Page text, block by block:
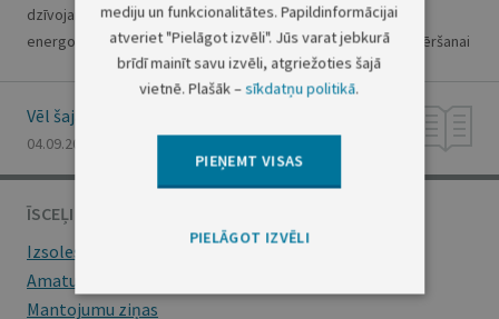
dzīvojamās mājas tehniskās dokumentācijas izstrādei
energoefektivitātes pasākumu veikšanai un bīstamības novēršanai
Vēl šajā numurā
04.09.2024., Nr. 172
ĪSCEĻI
Izsoles
Amatu konkursi
Mantojumu ziņas
mediju un funkcionalitātes. Papildinformācijai
atveriet "Pielāgot izvēli". Jūs varat jebkurā
brīdī mainīt savu izvēli, atgriežoties šajā
vietnē. Plašāk –sīkdatņu politikā.
PIEŅEMT VISAS
PIELĀGOT IZVĒLI